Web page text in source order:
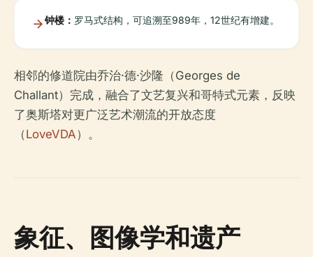
钟楼： 罗马式结构，可追溯至989年，12世纪有增建。
相邻的修道院由乔治·德·沙隆（Georges de
Challant）完成，融合了文艺复兴和哥特式元素，反映
了奥斯塔对更广泛艺术潮流的开放态度
（LoveVDA）。
象征、图像学和遗产